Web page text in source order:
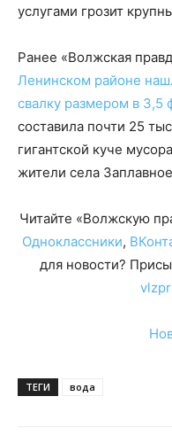
услугами грозит
Ранее «Волжская
Ленинском районе
свалку размером в 3,5
составила почти 25
гигантской куче
жители села
Читайте «Волжскую
Одноклассники,
для новости?
ТЕГИ вода